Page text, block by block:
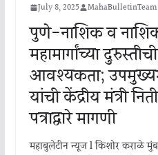
July 8, 2025 MahaBulletinTeam
पुणे-नाशिक व
महामार्गांच्या
आवश्यकता;
यांची केंद्रीय मंत्री
पत्राद्वारे मागणी
महाबुलेटीन न्यूज l किशोर कराळे